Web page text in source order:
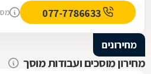
מחירונים
מחירון מוסכים ועבודות מוסך